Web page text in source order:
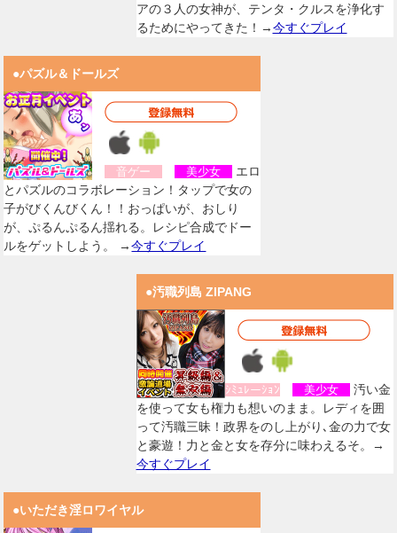
アの３人の女神が、テンタ・クルスを浄化す
るためにやってきた！→今すぐプレイ
●パズル＆ドールズ
音ゲー 美少女
エロ
とパズルのコラボレーション！タップで女の
子がびくんびくん！！おっぱいが、おしり
が、ぷるんぷるん揺れる。レシピ合成でドー
ルをゲットしよう。 →今すぐプレイ
●汚職列島 ZIPANG
ｼﾐｭﾚーｼｮﾝ 美少女
汚い金
を使って女も権力も想いのまま。レディを囲
って汚職三昧！政界をのし上がり､金の力で女
と豪遊！力と金と女を存分に味わえるそ。→
今すぐプレイ
●いただき淫ロワイヤル